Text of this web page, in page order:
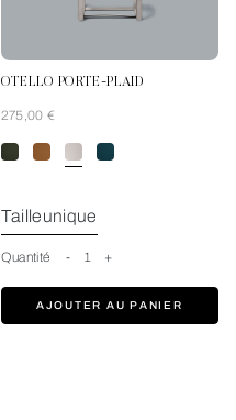
GrisClair
OTELLO PORTE-PLAID
275,00 €
Tailleunique
Quantité - 1 +
AJOUTER AU PANIER